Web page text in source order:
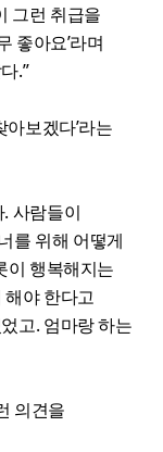
그런 취급을
좋아요’라며
.”
보겠다’라는
사람들이
를 위해 어떻게
이 행복해지는
야 한다고
고. 엄마랑 하는
의견을